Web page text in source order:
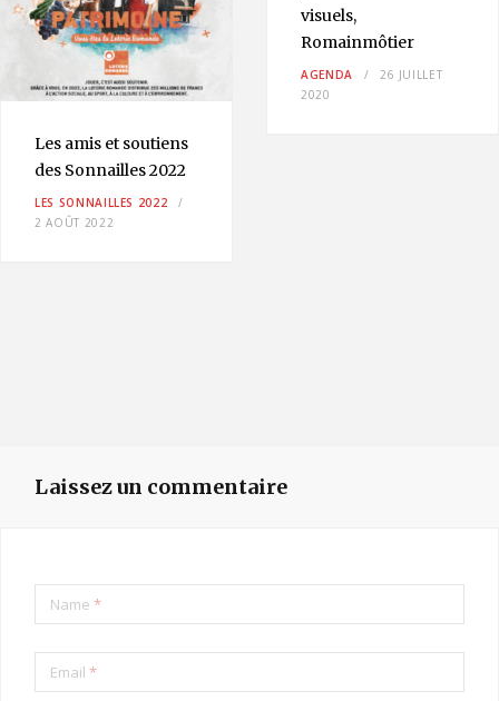
Les amis et soutiens
des Sonnailles 2022
LES SONNAILLES 2022
2 AOÛT 2022
visuels,
Romainmôtier
AGENDA
26 JUILLET
2020
Laissez un commentaire
Name *
Email *